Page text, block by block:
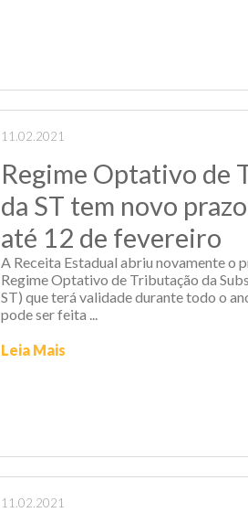
11.02.2021
Regime Optativo de
da ST tem novo
até 12 de fevereiro
A Receita Estadual abriu novamente o
Regime Optativo de Tributação da
ST) que terá validade durante todo o
pode ser feita ...
Leia Mais
11.02.2021